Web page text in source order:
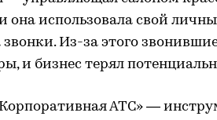
она использовала свой
Из-за этого
и бизнес терял
АТС» —